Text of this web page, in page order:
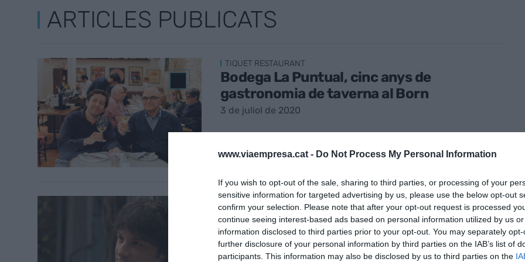
www.viaempresa.cat - Do Not Process My Personal Information
If you wish to opt-out of the sale, sharing to third parties, or processing of your
sensitive information for targeted advertising by us, please use the below opt-out
confirm your selection. Please note that after your opt-out request is processed
continue seeing interest-based ads based on personal information utilized by us
information disclosed to third parties prior to your opt-out. You may separately
further disclosure of your personal information by third parties on the IAB’s list of
participants. This information may also be disclosed by us to third parties on the
ARTICLES PUBLICATS
TIQUET RESTAURANT
Bodega La Puntual, cinc anys de
gastronomia de taverna al Born
3 de juliol de 2020
Sis xefs que donen sabor a la quarantena
28 de març de 2020